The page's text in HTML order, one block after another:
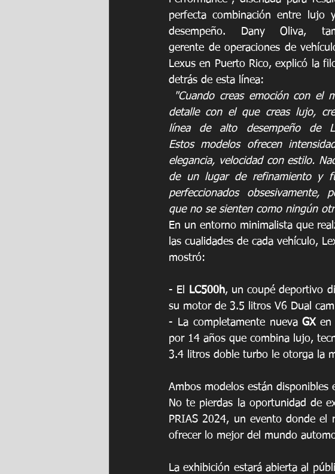
perfecta combinación entre lujo
desempeño. Dany Oliva,
gerente de operaciones de
Lexus en Puerto Rico, explicó la
detrás de esta línea:
"Cuando creas emoción con el
detalle con el que creas lujo,
línea de alto desempeño de
Estos modelos ofrecen
elegancia, velocidad con estilo.
de un lugar de refinamiento y
perfeccionados obsesivamente,
que no se sienten como ningún
En un entorno minimalista que
las cualidades de cada vehículo,
mostró:
- El LC500h, un coupé deportivo
su motor de 3.5 litros V6 Dual
- La completamente nueva GX en
por 14 años que combina lujo,
3.4 litros doble turbo le otorga la
Ambos modelos están disponibles
No te pierdas la oportunidad de
PRIAS 2024, un evento donde el
ofrecer lo mejor del mundo
La exhibición estará abierta al